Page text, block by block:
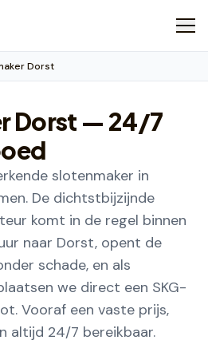
Dorst
Dorst — 24/7
slotenmaker in
De dichtstbijzijnde
komt in de regel binnen
naar Dorst, opent de
schade, en als
we direct een SKG-
Vooraf een vaste prijs,
altijd 24/7 bereikbaar.